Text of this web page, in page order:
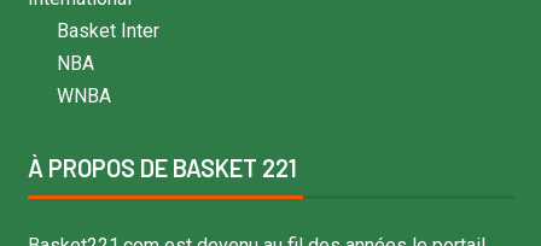
Basket Inter
NBA
WNBA
À PROPOS DE BASKET 221